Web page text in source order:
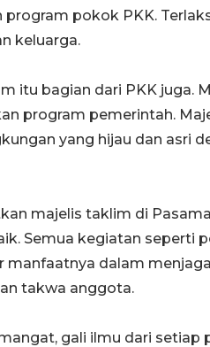
program pokok PKK.
keluarga.
itu bagian dari PKK juga.
program pemerintah.
yang hijau dan asri
majelis taklim di
Semua kegiatan seperti
manfaatnya dalam
takwa anggota.
gali ilmu dari setiap